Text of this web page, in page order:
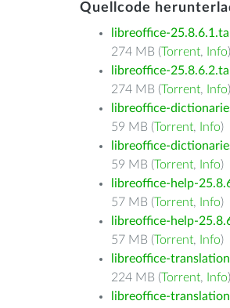
Quellcode
libreoffice-
274 MB (Torrent, Info)
libreoffice-
274 MB (Torrent, Info)
libreoffice-
59 MB (Torrent, Info)
libreoffice-
59 MB (Torrent, Info)
libreoffice-help-
57 MB (Torrent, Info)
libreoffice-help-
57 MB (Torrent, Info)
libreoffice-
224 MB (Torrent, Info)
libreoffice-